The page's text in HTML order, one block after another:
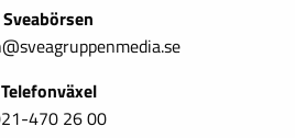
Sveabörsen
Telefonväxel
470 26 00